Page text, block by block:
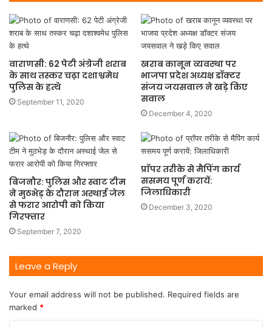
वाराणसी: 62 पेटी अंग्रेजी शराब
के साथ तस्कर चढ़ा दशाश्वमेध
पुलिस के हत्थे
September 11, 2020
खराब कानून व्यवस्था पर
भाजपा प्रदेश अध्यक्ष डॉक्टर
संजय जयसवाल ने खड़े किए
सवाल
December 4, 2020
बिजनौर: पुलिस और स्वाट टीम
ने मुठभेड़ के दौरान अस्थाई जेल
से फरार आरोपी को किया
गिरफ्तार
September 7, 2020
प्राॅपर तरीके से मैपिंग कार्य
ससमय पूर्ण करायें:
जिलाधिकारी
December 3, 2020
Leave a Reply
Your email address will not be published. Required fields are
marked *